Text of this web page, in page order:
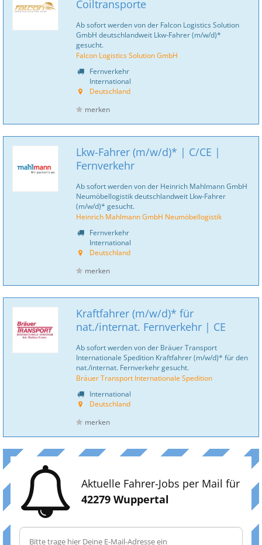
Coiltransporte
Ab sofort werden von der Falcon Logistics Solution
GmbH deutschlandweit Lkw-Fahrer (m/w/d)*
gesucht.
Falcon Logistics Solution GmbH
Fernverkehr
International
Deutschland
merken
Lkw-Fahrer (m/w/d)* | C/CE |
Fernverkehr
Ab sofort werden von der Heinrich Mahlmann GmbH
Neumöbellogistik deutschlandweit Lkw-Fahrer
(m/w/d)* gesucht.
Heinrich Mahlmann GmbH Neumöbellogistik
Fernverkehr
International
Deutschland
merken
Kraftfahrer (m/w/d)* für
nat./internat. Fernverkehr | CE
Ab sofort werden von der Bräuer Transport
Internationale Spedition Kraftfahrer (m/w/d)* für den
nat./internat. Fernverkehr gesucht.
Bräuer Transport Internationale Spedition
International
Deutschland
merken
Aktuelle Fahrer-Jobs per Mail für
42279 Wuppertal